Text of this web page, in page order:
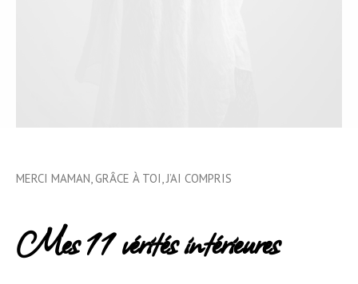
MERCI MAMAN, GRÂCE À TOI, J’AI COMPRIS
Mes 11 vérités intérieures